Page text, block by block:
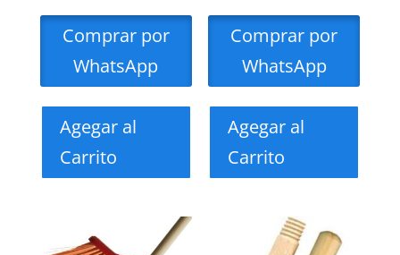
Comprar por
WhatsApp
Agegar al
Carrito
Comprar por
WhatsApp
Agegar al
Carrito